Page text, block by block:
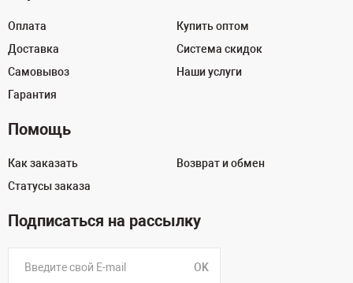
Оплата
Доставка
Самовывоз
Гарантия
Купить оптом
Система скидок
Наши услуги
Помощь
Как заказать
Статусы заказа
Возврат и обмен
Подписаться на рассылку
OK